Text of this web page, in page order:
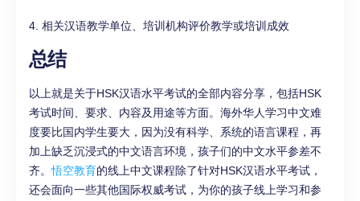
4. 相关汉语教学单位、培训机构评价教学或培训成效
总结
以上就是关于HSK汉语水平考试的全部内容分享，包括HSK
考试时间、要求、内容及用途等方面。海外华人学习中文难
度要比国内学生要大，因为没有科学、系统的语言课程，再
加上缺乏沉浸式的中文语言环境，孩子们的中文水平参差不
齐。悟空教育的线上中文课程除了针对HSK汉语水平考试，
还会面向一些其他国际权威考试，为你的孩子线上学习和参